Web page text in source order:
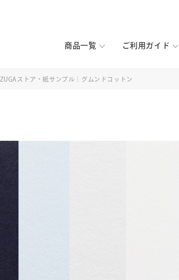
商品一覧 ご利用ガイド
ZUGAストア・紙サンプル｜グムンドコットン